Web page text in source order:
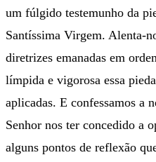
um fúlgido testemunho da
Santíssima Virgem. Alenta-
diretrizes emanadas em
límpida e vigorosa essa
aplicadas. E confessamos a
Senhor nos ter concedido a
alguns pontos de reflexão